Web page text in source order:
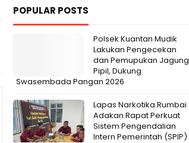
POPULAR POSTS
Polsek Kuantan Mudik
Lakukan Pengecekan
dan Pemupukan Jagung
Pipil, Dukung
Swasembada Pangan 2026
Lapas Narkotika Rumbai
Adakan Rapat Perkuat
Sistem Pengendalian
Intern Pemerintah (SPIP)